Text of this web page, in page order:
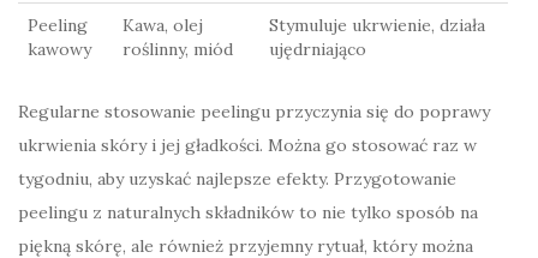
Peeling
kawowy
Kawa, olej
roślinny, miód
Stymuluje ukrwienie, działa
ujędrniająco
Regularne stosowanie peelingu przyczynia się do poprawy
ukrwienia skóry i jej gładkości. Można go stosować raz w
tygodniu, aby uzyskać najlepsze efekty. Przygotowanie
peelingu z naturalnych składników to nie tylko sposób na
piękną skórę, ale również przyjemny rytuał, który można